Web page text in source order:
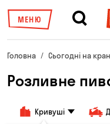
МЕНЮ
Головна Сьогодні на
Розливне
Кривуші